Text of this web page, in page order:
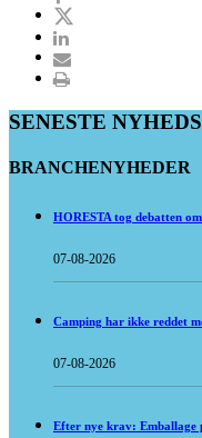
SENESTE
BRANCHENYHEDER
HORESTA tog debatten
07-08-2026
Camping har ikke reddet
07-08-2026
Efter nye krav: Emballage